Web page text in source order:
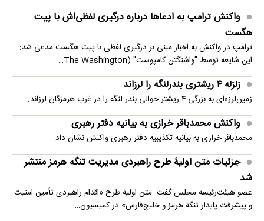
واکنش ترامپ به ادعاها درباره درگیری لفظی‌اش با پیت
هگست
ترامپ در واکنش به اخبار مبنی بر درگیری لفظی با پیت هگست مدعی شد:
این شایعه توسط "واشنگتن کامپوست" (The Washington…
زلزله ۴ ریشتری بندرلنگه را لرزاند
زمین‌لرزه‌ای به بزرگی ۴ ریشتر حوالی بندر لنگه را در غرب هرمزگان لرزاند.
واکنش محمدباقر خرازی به بیانیه دفتر رهبری
محمدباقر خرازی به بیانیه تکذیبیه دفتر رهبری واکنش نشان داد.
جزئیات متن اولیۀ طرح راهبردی مدیریت تنگه هرمز منتشر
شد
عضو هیئت‌رئیسه مجلس گفت: متن اولیۀ طرح «اقدام راهبردی تأمین امنیت
و پیشرفت پایدار تنگۀ هرمز و خلیج‌فارس» در کمیسیون…